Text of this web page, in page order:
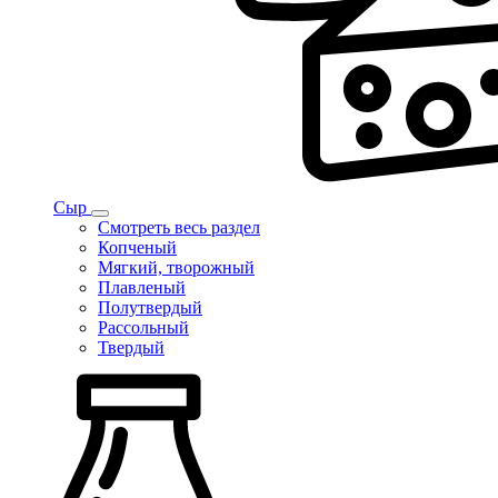
Сыр
Смотреть весь раздел
Копченый
Мягкий, творожный
Плавленый
Полутвердый
Рассольный
Твердый